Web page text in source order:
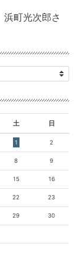
町光次郎さ
土 日
1 2
8 9
15 16
22 23
29 30